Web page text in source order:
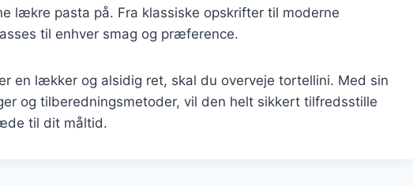
lækre pasta på. Fra klassiske opskrifter til moderne
til enhver smag og præference.
en lækker og alsidig ret, skal du overveje tortellini. Med sin
og tilberedningsmetoder, vil den helt sikkert tilfredsstille
til dit måltid.